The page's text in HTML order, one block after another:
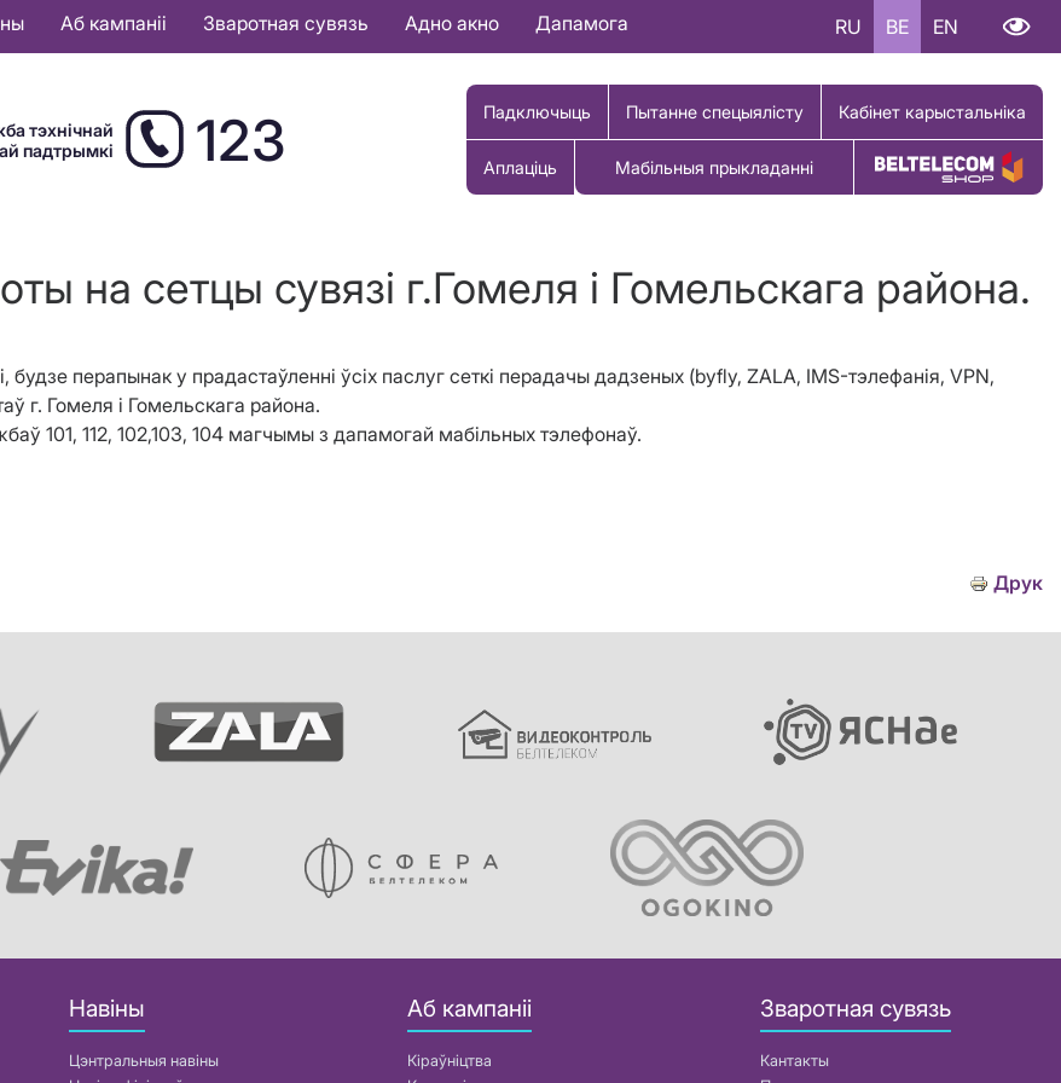
Аб кампаніі Зваротная сувязь Адно акно Дапамога RU BE EN
тэхнічнай
падтрымкі
123 Падключыць Пытанне спецыялісту Кабінет карыстальніка
Аплаціць Мабільныя прыкладанні Купіць тавар
на сетцы сувязі г.Гомеля і Гомельскага района.
перапынак у прадастаўленні ўсіх паслуг сеткі перадачы дадзеных (byfly, ZALA, IMS-тэлефанія, VPN,
г. Гомеля і Гомельскага района.
101, 112, 102,103, 104 магчымы з дапамогай мабільных тэлефонаў.
Друк
Навіны
Цэнтральныя навіны
Аб кампаніі
Кіраўніцтва
Зваротная сувязь
Кантакты